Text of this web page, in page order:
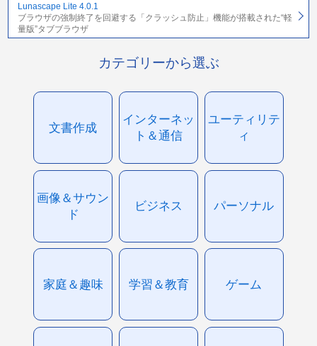
Lunascape Lite 4.0.1
ブラウザの強制終了を回避する「クラッシュ防止」機能が搭載された“軽
量版”タブブラウザ
カテゴリーから選ぶ
文書作成
インターネッ
ト＆通信
ユーティリテ
ィ
画像＆サウン
ド
ビジネス パーソナル
家庭＆趣味 学習＆教育 ゲーム